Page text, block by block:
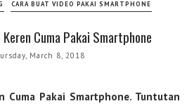
CARA BUAT VIDEO PAKAI SMARTPHONE
Cuma Pakai Smartphone
March 8, 2018
Cuma Pakai Smartphone. Tuntutan